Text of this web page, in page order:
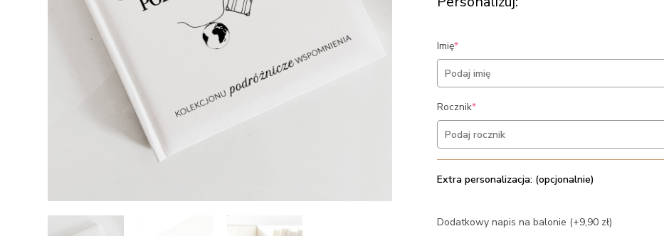
Imię*(required)
Rocznik*(required)
Extra personalizacja: (opcjonalnie)
Dodatkowy napis na balonie (+9,90 zł)